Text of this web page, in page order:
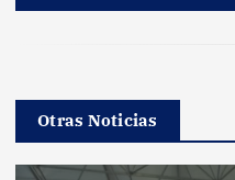
Otras Noticias